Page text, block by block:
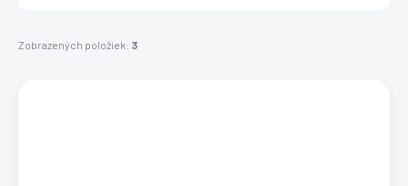
t
Zobrazených položiek: 3